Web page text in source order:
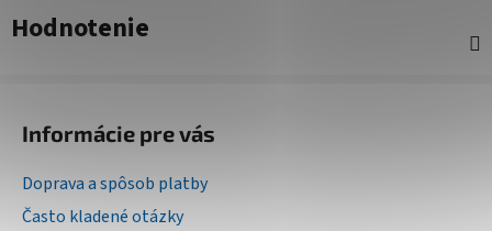
Hodnotenie
Informácie pre vás
Doprava a spôsob platby
Často kladené otázky